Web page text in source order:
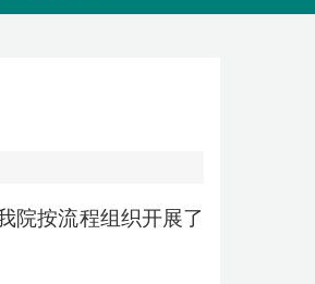
院按流程组织开展了